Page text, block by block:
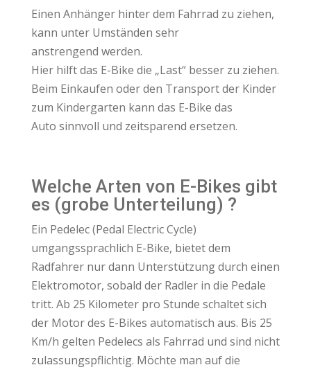
Einen Anhänger hinter dem Fahrrad zu ziehen,
kann unter Umständen sehr
anstrengend werden.
Hier hilft das E-Bike die „Last“ besser zu ziehen.
Beim Einkaufen oder den Transport der Kinder
zum Kindergarten kann das E-Bike das
Auto sinnvoll und zeitsparend ersetzen.
Welche Arten von E-Bikes gibt
es (grobe Unterteilung) ?
Ein Pedelec (Pedal Electric Cycle)
umgangssprachlich E-Bike, bietet dem
Radfahrer nur dann Unterstützung durch einen
Elektromotor, sobald der Radler in die Pedale
tritt. Ab 25 Kilometer pro Stunde schaltet sich
der Motor des E-Bikes automatisch aus. Bis 25
Km/h gelten Pedelecs als Fahrrad und sind nicht
zulassungspflichtig. Möchte man auf die